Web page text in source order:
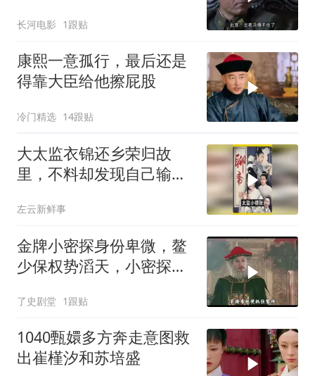
长河电影 1跟贴
康熙一意孤行，最后还是
得靠大臣给他擦屁股
冷门精选 14跟贴
大太监衣锦还乡荣归故
里，不料却发现自己输得
左云新鲜事
金牌小密探身份卑微，鳌
少保权势滔天，小密探竟
了史剧堂 1跟贴
1040甄嬛多方奔走意图救
出崔槿汐和苏培盛